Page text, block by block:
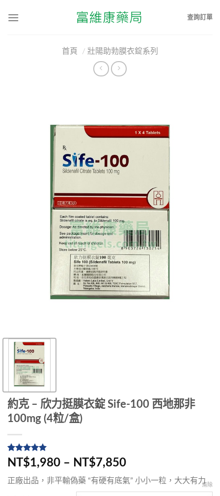
查詢訂單
首頁 / 壯陽助勃膜衣錠系列
約克 – 欣力挺膜衣錠 Sife-100 西地那非
100mg (4粒/盒)
評分5/
5，已有
5
位
顧客進行評
分
NT$1,980 – NT$7,850
正廠出品，非平輸偽藥 “有硬有底氣” 小小一粒，大大有力
清除